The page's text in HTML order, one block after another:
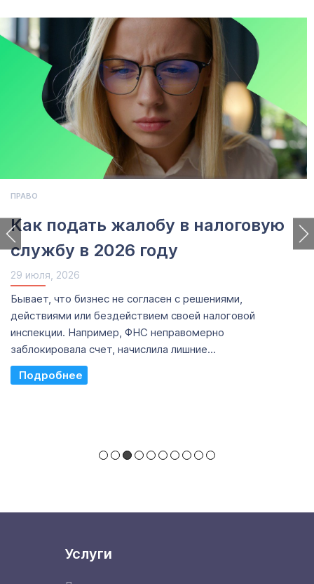
ПРАВО
Как подать жалобу в налоговую
службу в 2026 году
29 июля, 2026
Бывает, что бизнес не согласен с решениями,
действиями или бездействием своей налоговой
инспекции. Например, ФНС неправомерно
заблокировала счет, начислила лишние...
Read More
Услуги